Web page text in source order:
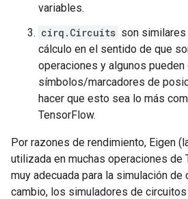
variables.
cirq.Circuits son
cálculo en el sentido de que
operaciones y algunos pueden
símbolos/marcadores de
hacer que esto sea lo más
TensorFlow.
Por razones de rendimiento, Eigen
utilizada en muchas operaciones de
muy adecuada para la simulación de
cambio, los simuladores de